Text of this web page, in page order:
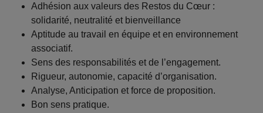
Adhésion aux valeurs des Restos du Cœur :
solidarité, neutralité et bienveillance
Aptitude au travail en équipe et en environnement
associatif.
Sens des responsabilités et de l’engagement.
Rigueur, autonomie, capacité d’organisation.
Analyse, Anticipation et force de proposition.
Bon sens pratique.